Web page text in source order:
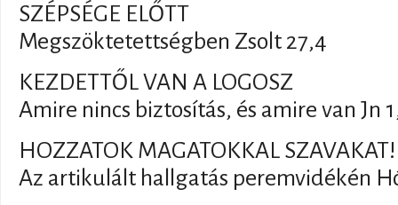
SZÉPSÉGE ELŐTT
Megszöktetettségben Zsolt 27,4
KEZDETTŐL VAN A LOGOSZ
Amire nincs biztosítás, és amire van Jn
HOZZATOK MAGATOKKAL SZAVAKAT!
Az artikulált hallgatás peremvidékén